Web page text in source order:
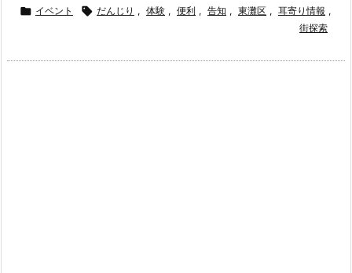
 イベント  だんじり , 体験 , 便利 , 告知 , 東灘区 , 耳寄り情報 ,
街探索